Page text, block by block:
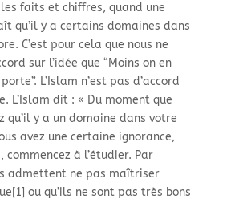
faits et chiffres, quand une
qu’il y a certains domaines dans
C’est pour cela que nous ne
sur l’idée que “Moins on en
L’Islam n’est pas d’accord
L’Islam dit : « Du moment que
qu’il y a un domaine dans votre
avez une certaine ignorance,
à l’étudier. Par
admettent ne pas maîtriser
ou qu’ils ne sont pas très bons